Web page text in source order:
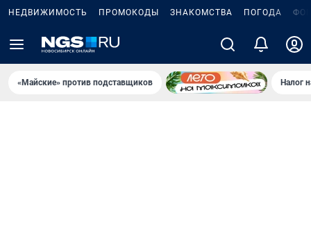
НЕДВИЖИМОСТЬ ПРОМОКОДЫ ЗНАКОМСТВА ПОГОДА
«Майские» против подставщиков Налог